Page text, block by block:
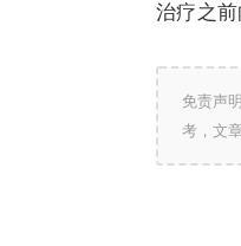
治疗之
免责声
考，文